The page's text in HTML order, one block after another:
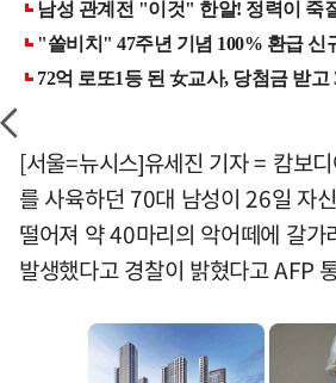
[서울=뉴시스]유세진 기자 = 캄보
를 사육하던 70대 남성이 26일 자
떨어져 약 40마리의 악어떼에 갈가
발생했다고 경찰이 밝혔다고 AFP